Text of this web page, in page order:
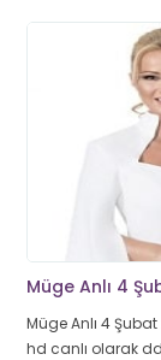
Müge Anlı 4
Müge Anlı 4
hd canlı olarak